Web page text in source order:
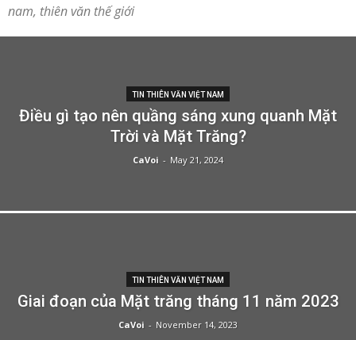
nam, thiên văn thế giới
TIN THIÊN VĂN VIỆT NAM
Điều gì tạo nên quầng sáng xung quanh Mặt
Trời và Mặt Trăng?
CaVoi - May 21, 2024
TIN THIÊN VĂN VIỆT NAM
Giai đoạn của Mặt trăng tháng 11 năm 2023
CaVoi - November 14, 2023